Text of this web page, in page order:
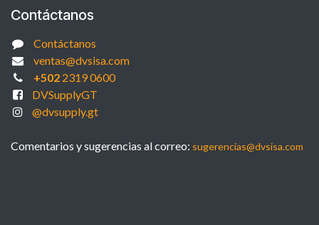
Contáctanos
Contáctanos
ventas@dvsisa.com
+5022319 0600
DVSupplyGT
@dvsupply.gt
Comentarios y sugerencias al correo: sugerencias@dvsisa.com